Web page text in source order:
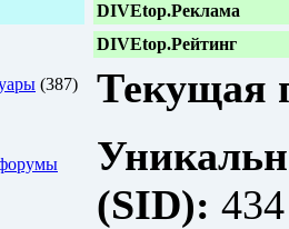
(387)
DIVEtop.Реклама
DIVEtop.Рейтинг
Текущая
(SID): 434